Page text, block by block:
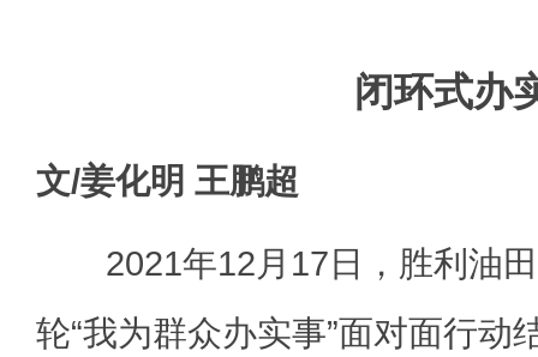
闭环式办
文/姜化明 王鹏超
2021年12月17日，胜利油田
轮“我为群众办实事”面对面行动